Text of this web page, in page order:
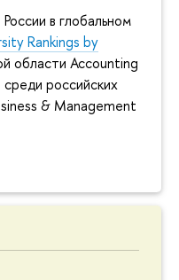
в глобальном
Rankings by
области Accounting
российских
& Management